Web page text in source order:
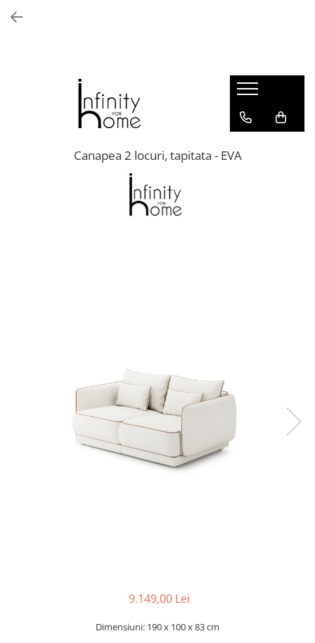
Biblioteci și rafturi
Masute auxiliare
Comode living
Covoare dining
Canapea 2 locuri, tapitata - EVA
9.149,00 Lei
Dimensiuni: 190 x 100 x 83 cm